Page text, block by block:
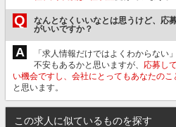
Q
なんとなくいいなとは思うけど、応
がいいですか？
A
「求人情報だけではよくわからない
不安もあるかと思いますが、 応募し
い機会ですし、会社にとってもあなたの
と思います。
この求人に似ているものを探す